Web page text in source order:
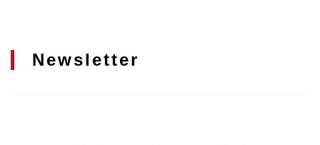
Newsletter